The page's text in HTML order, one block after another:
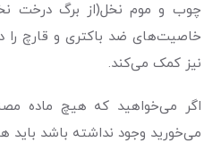
چوب و موم نخل(از برگ درخت
خاصیت‌های ضد باکتری و قارچ را
نیز کمک می‌کند.
اگر می‌خواهید که هیچ ماده
می‌خورید وجود نداشته باشد باید